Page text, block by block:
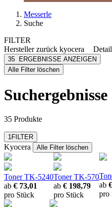
Messerle
Suche
FILTER
Herstellerzurück kyocera
Kyocera
[e] one
3M
mehr anzeigen
35
ERGEBNISSE ANZEIGEN
Alle Filter löschen
Suchergebnisse
35 Produkte
1FILTER
Kyocera Alle Filter löschen
Toner TK-5240
ab € 73,01
pro Stück
Toner TK-570
ab € 198,79
pro Stück
ab
pro